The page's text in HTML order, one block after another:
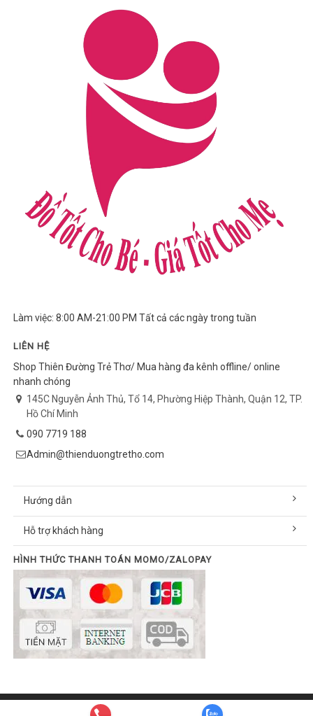
Làm việc: 8:00 AM-21:00 PM Tất cả các ngày trong tuần
LIÊN HỆ
Shop Thiên Đường Trẻ Thơ/ Mua hàng đa kênh offline/ online
nhanh chóng
145C Nguyễn Ảnh Thủ, Tổ 14, Phường Hiệp Thành, Quận 12, TP.
Hồ Chí Minh
090 7719 188
Admin@thienduongtretho.com
Hướng dẫn
Hỗ trợ khách hàng
HÌNH THỨC THANH TOÁN MOMO/ZALOPAY
© Bản quyền thuộc về thienduongtretho.com | Cung cấp bởi